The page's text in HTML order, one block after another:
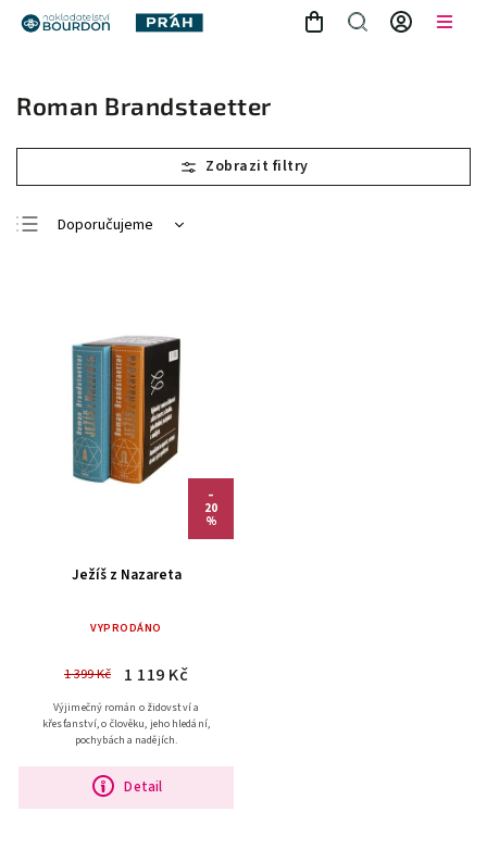
Roman Brandstaetter
Doporučujeme
Abecedně
–
20
%
Ježíš z Nazareta
VYPRODÁNO
1 399 Kč 1 119 Kč
Detail
Výjimečný román o židovství a
křesťanství, o člověku, jeho hledání,
pochybách a nadějích.